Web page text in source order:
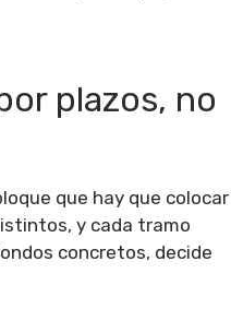
plazos, no
que hay que colocar
y cada tramo
concretos, decide